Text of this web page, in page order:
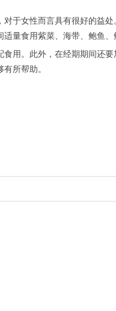
女性而言具有很好的益
量食用紫菜、海带、鲍鱼、
。此外，在经期期间还
所帮助。